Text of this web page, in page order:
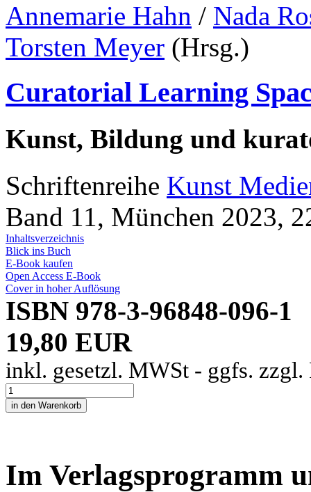
Annemarie Hahn / Nada
Torsten Meyer (Hrsg.)
Curatorial Learning
Kunst, Bildung und
Schriftenreihe Kunst
Band 11, München 2023,
Inhaltsverzeichnis
Blick ins Buch
E-Book kaufen
Open Access E-Book
Cover in hoher Auflösung
ISBN 978-3-96848-096-1
19,80 EUR
inkl. gesetzl. MWSt - ggfs. zzgl.
Im Verlagsprogramm